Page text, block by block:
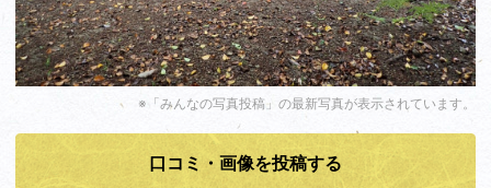
※「みんなの写真投稿」の最新写真が表示されています。
口コミ・画像を投稿する